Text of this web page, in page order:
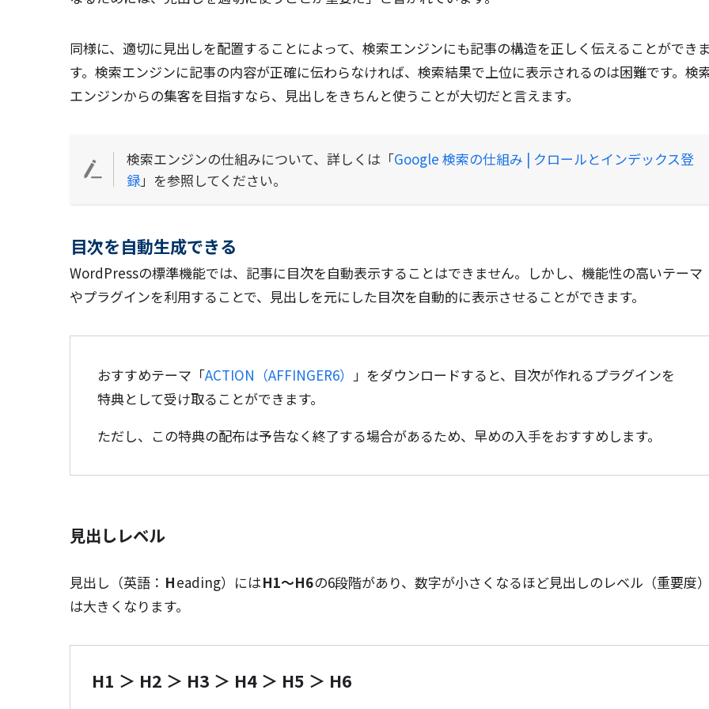
同様に、適切に見出しを配置することによって、検索エンジンにも記事の構造を正しく伝えることができ
す。検索エンジンに記事の内容が正確に伝わらなければ、検索結果で上位に表示されるのは困難です。検
エンジンからの集客を目指すなら、見出しをきちんと使うことが大切だと言えます。
検索エンジンの仕組みについて、詳しくは「Google 検索の仕組み | クロールとインデックス登
録」を参照してください。
目次を自動生成できる
WordPressの標準機能では、記事に目次を自動表示することはできません。しかし、機能性の高いテーマ
やプラグインを利用することで、見出しを元にした目次を自動的に表示させることができます。
おすすめテーマ「ACTION（AFFINGER6） 」をダウンロードすると、目次が作れるプラグインを
特典として受け取ることができます。
ただし、この特典の配布は予告なく終了する場合があるため、早めの入手をおすすめします。
見出しレベル
見出し（英語： Heading）にはH1～H6の6段階があり、数字が小さくなるほど見出しのレベル（重要度
は大きくなります。
H1 ＞ H2 ＞ H3 ＞ H4 ＞ H5 ＞ H6